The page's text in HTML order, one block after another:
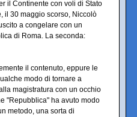
il Continente con voli di Stato
il 30 maggio scorso, Niccolò
a congelare con un
di Roma. La seconda:
il contenuto, eppure le
modo di tornare a
magistratura con un occhio
"Repubblica" ha avuto modo
metodo, una sorta di